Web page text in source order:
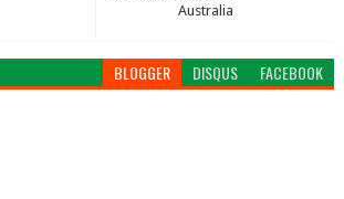
Australia
BLOGGER DISQUS FACEBOOK